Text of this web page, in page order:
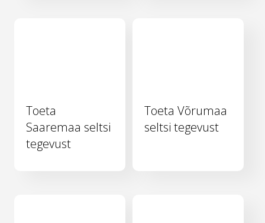
Toeta
Saaremaa seltsi
tegevust
Toeta Võrumaa
seltsi tegevust